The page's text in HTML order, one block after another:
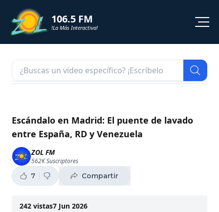
106.5 FM
!La Más Interactiva!
NOTICIAS
SHORTS
PODCAST
ZOL TV
Escándalo en Madrid: El puente de lavado
entre España, RD y Venezuela
ZOL FM
562KSuscriptores
7 Compartir
242 vistas7 Jun 2026